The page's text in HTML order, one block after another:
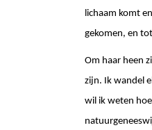
lichaam komt
gekomen, en
Om haar heen
zijn. Ik wandel
wil ik weten